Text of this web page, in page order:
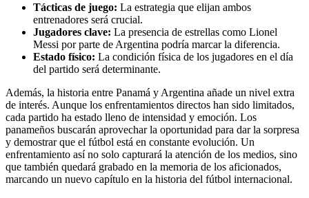
Tácticas de juego: La estrategia que elijan ambos
entrenadores será crucial.
Jugadores clave: La presencia de estrellas como Lionel
Messi por parte de Argentina podría marcar la diferencia.
Estado físico: La condición física de los jugadores en el día
del partido será determinante.
Además, la historia entre Panamá y Argentina añade un nivel extra
de interés. Aunque los enfrentamientos directos han sido limitados,
cada partido ha estado lleno de intensidad y emoción. Los
panameños buscarán aprovechar la oportunidad para dar la sorpresa
y demostrar que el fútbol está en constante evolución. Un
enfrentamiento así no solo capturará la atención de los medios, sino
que también quedará grabado en la memoria de los aficionados,
marcando un nuevo capítulo en la historia del fútbol internacional.